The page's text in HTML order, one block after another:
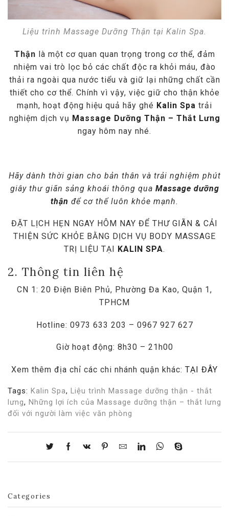
Liệu trình Massage Dưỡng Thận tại Kalin Spa.
Thận là một cơ quan quan trọng trong cơ thể, đảm
nhiệm vai trò lọc bỏ các chất độc ra khỏi máu, đào
thải ra ngoài qua nước tiểu và giữ lại những chất cần
thiết cho cơ thể. Chính vì vậy, việc giữ cho thận khỏe
mạnh, hoạt động hiệu quả hãy ghé Kalin Spa trải
nghiệm dịch vụ Massage Dưỡng Thận – Thắt Lưng
ngay hôm nay nhé.
Hãy dành thời gian cho bản thân và trải nghiệm phút
giây thư giãn sảng khoái thông qua Massage dưỡng
thận để cơ thể luôn khỏe mạnh.
ĐẶT LỊCH HẸN NGAY HÔM NAY ĐỂ THƯ GIÃN & CẢI
THIỆN SỨC KHỎE BẰNG DỊCH VỤ BODY MASSAGE
TRỊ LIỆU TẠI
KALIN SPA.
2. Thông tin liên hệ
CN 1: 20 Điện Biên Phủ, Phường Đa Kao, Quận 1,
TPHCM
Hotline: 0973 633 203 – 0967 927 627
Giờ hoạt động: 8h30 – 21h00
Xem thêm địa chỉ các chi nhánh quận khác: TẠI ĐÂY
Tags: Kalin Spa, Liệu trình Massage dưỡng thận - thắt
lưng, Những lợi ích của Massage dưỡng thận – thắt lưng
đối với người làm việc văn phòng
Categories